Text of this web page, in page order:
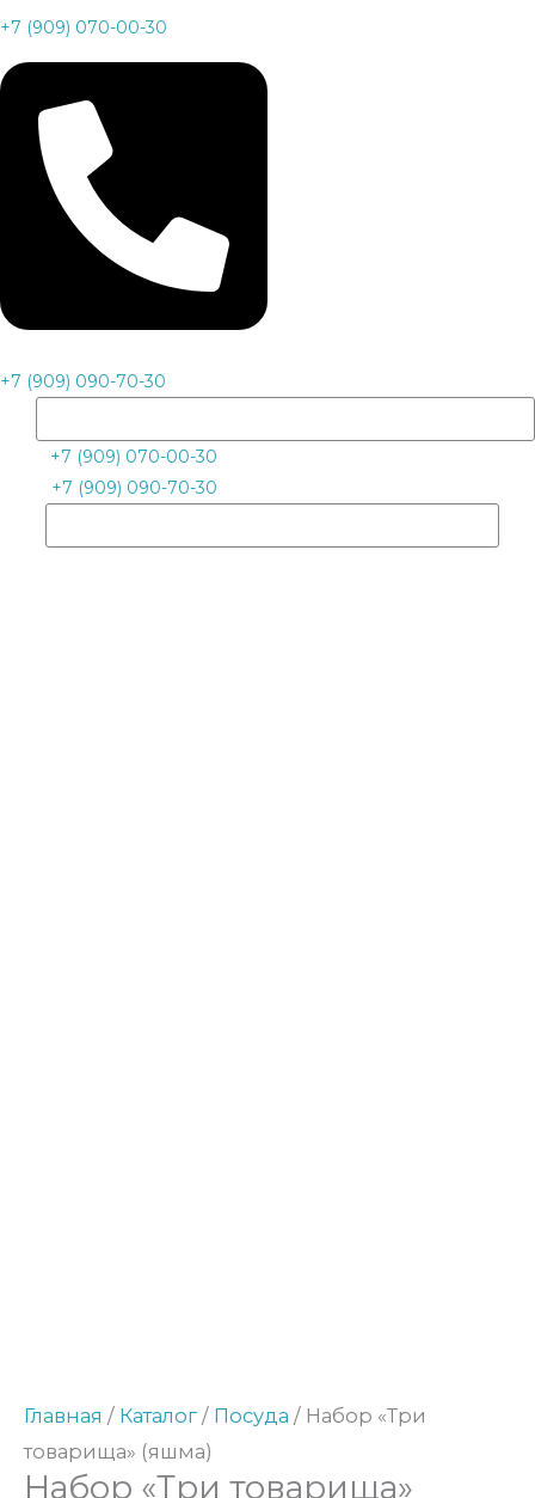
+7 (909) 070-00-30
+7 (909) 090-70-30
+7 (909) 070-00-30
+7 (909) 090-70-30
Главная / Каталог / Посуда / Набор «Три
товарища» (яшма)
Набор «Три товарища»